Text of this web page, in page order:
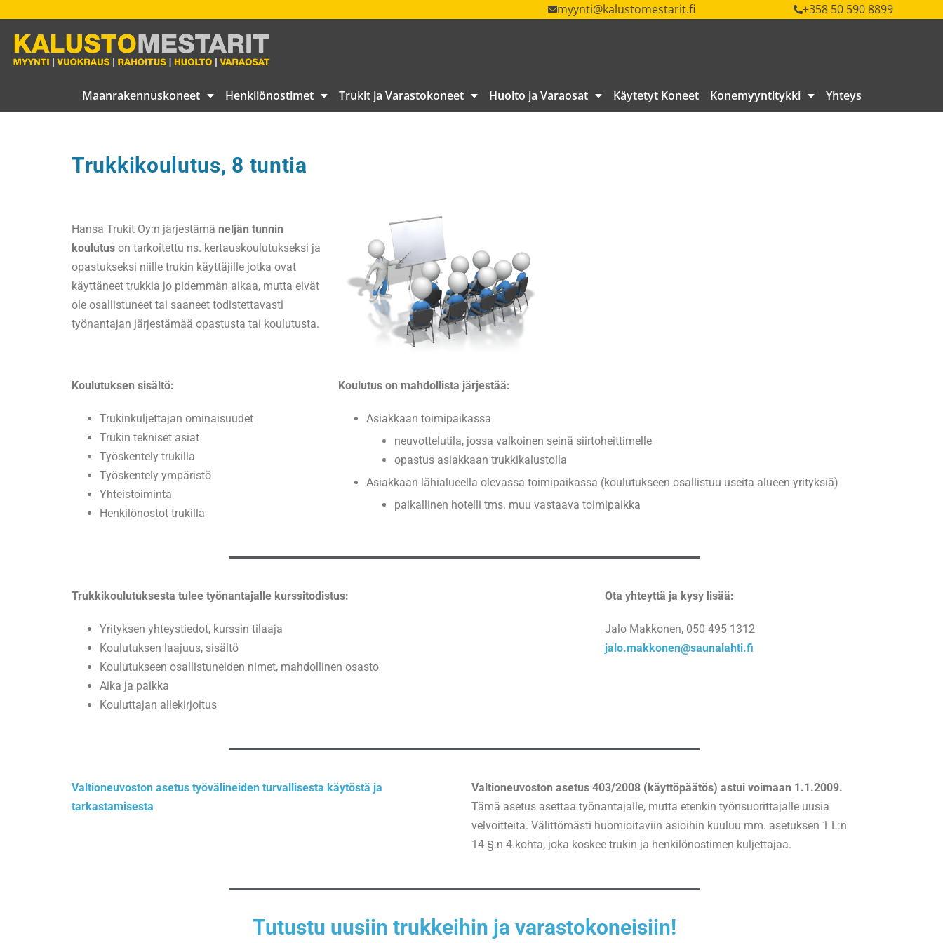
myynti@kalustomestarit.fi +358 50 590 8899
Maanrakennuskoneet Henkilönostimet Trukit ja Varastokoneet Huolto ja Varaosat Käytetyt Koneet Konemyyntitykki Yhteys
Trukkikoulutus, 8 tuntia
Hansa Trukit Oy:n järjestämä neljän tunnin
koulutus on tarkoitettu ns. kertauskoulutukseksi ja
opastukseksi niille trukin käyttäjille jotka ovat
käyttäneet trukkia jo pidemmän aikaa, mutta eivät
ole osallistuneet tai saaneet todistettavasti
työnantajan järjestämää opastusta tai koulutusta.
Koulutuksen sisältö:
Trukinkuljettajan ominaisuudet
Trukin tekniset asiat
Työskentely trukilla
Työskentely ympäristö
Yhteistoiminta
Henkilönostot trukilla
Koulutus on mahdollista järjestää:
Asiakkaan toimipaikassa
neuvottelutila, jossa valkoinen seinä siirtoheittimelle
opastus asiakkaan trukkikalustolla
Asiakkaan lähialueella olevassa toimipaikassa (koulutukseen osallistuu useita alueen yrityksiä)
paikallinen hotelli tms. muu vastaava toimipaikka
Trukkikoulutuksesta tulee työnantajalle kurssitodistus:
Yrityksen yhteystiedot, kurssin tilaaja
Koulutuksen laajuus, sisältö
Koulutukseen osallistuneiden nimet, mahdollinen osasto
Aika ja paikka
Kouluttajan allekirjoitus
Ota yhteyttä ja kysy lisää:
Jalo Makkonen, 050 495 1312
jalo.makkonen@saunalahti.fi
Valtioneuvoston asetus työvälineiden turvallisesta käytöstä ja
tarkastamisesta
Valtioneuvoston asetus 403/2008 (käyttöpäätös) astui voimaan 1.1.2009.
Tämä asetus asettaa työnantajalle, mutta etenkin työnsuorittajalle uusia
velvoitteita. Välittömästi huomioitaviin asioihin kuuluu mm. asetuksen 1 L:n
14 §:n 4.kohta, joka koskee trukin ja henkilönostimen kuljettajaa.
Tutustu uusiin trukkeihin ja varastokoneisiin!